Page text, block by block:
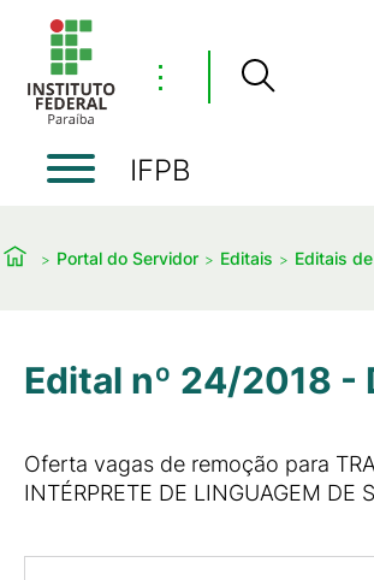
⋮
IFPB
Portal do Servidor Editais Editais
Edital nº 24/2018 -
Oferta vagas de remoção para
INTÉRPRETE DE LINGUAGEM DE